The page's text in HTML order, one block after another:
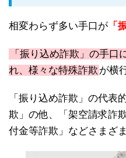
相変わらず多い手口が 「
「振り込め詐欺」の手口
れ、様々な特殊詐欺 が横
「振り込め詐欺」の代表
欺」の他、「架空請求詐
付金等詐欺」などさまざ